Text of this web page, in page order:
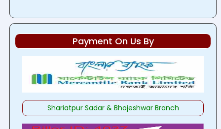
Payment On Us By
Shariatpur Sadar & Bhojeshwar Branch